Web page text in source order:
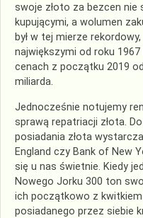
swoje złoto za bezcen nie
kupującymi, a wolumen
był w tej mierze
największymi od roku
cenach z początku 2019
miliarda.
Jednocześnie notujemy
sprawą repatriacji złota.
posiadania złota
England czy Bank of New
się u nas świetnie. Kiedy
Nowego Jorku 300 ton
ich początkowo z
posiadanego przez siebie